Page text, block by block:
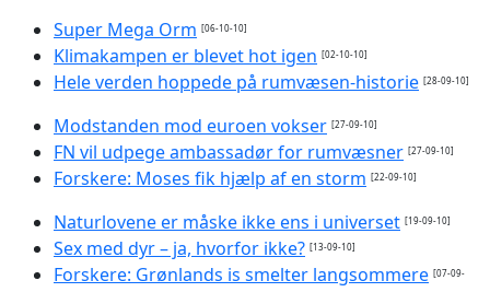
Super Mega Orm [06-10-10]
Klimakampen er blevet hot igen [02-10-10]
Hele verden hoppede på rumvæsen-historie [28-09-10]
Modstanden mod euroen vokser [27-09-10]
FN vil udpege ambassadør for rumvæsner [27-09-10]
Forskere: Moses fik hjælp af en storm [22-09-10]
Naturlovene er måske ikke ens i universet [19-09-10]
Sex med dyr – ja, hvorfor ikke? [13-09-10]
Forskere: Grønlands is smelter langsommere [07-09-